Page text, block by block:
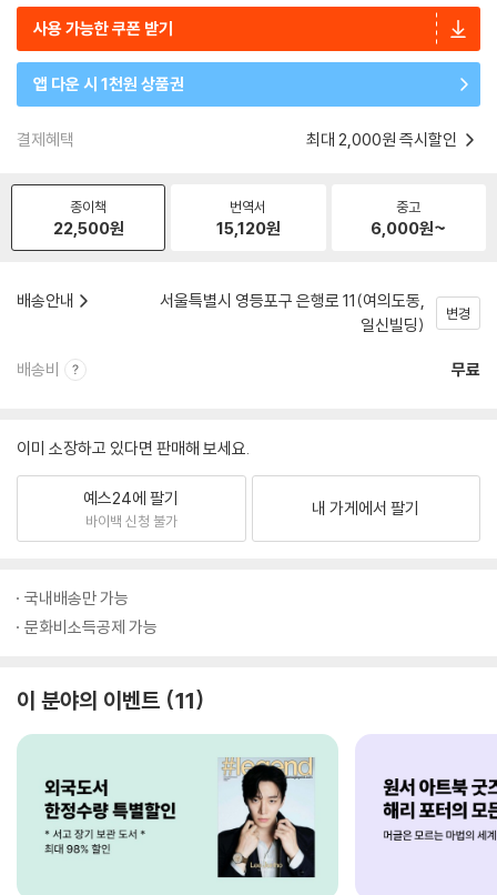
사용 가능한 쿠폰 받기
앱 다운 시 1천원 상품권
결제혜택 최대 2,000원 즉시할인
종이책
22,500원
번역서
15,120원
중고
6,000원~
배송안내
서울특별시 영등포구 은행로 11(여의도동,
일신빌딩)
변경
배송비 무료
이미 소장하고 있다면 판매해 보세요.
예스24에 팔기
바이백 신청 불가
내 가게에서 팔기
국내배송만 가능
문화비소득공제 가능
이 분야의 이벤트 11